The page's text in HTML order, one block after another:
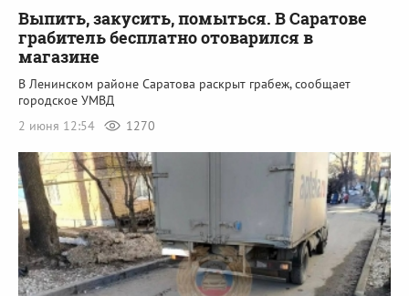
Выпить, закусить, помыться. В Саратове
грабитель бесплатно отоварился в
магазине
В Ленинском районе Саратова раскрыт грабеж, сообщает
городское УМВД
2 июня 12:54
1270